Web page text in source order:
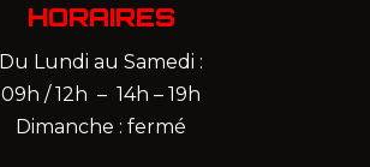
HORAIRES
Du Lundi au Samedi :
09h / 12h – 14h – 19h
Dimanche : fermé